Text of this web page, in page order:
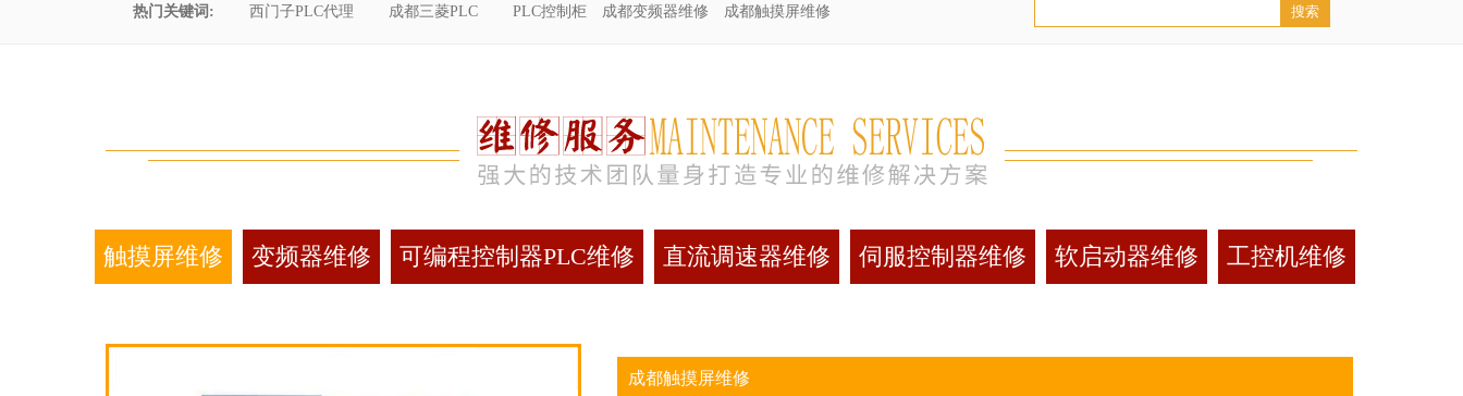
热门关键词: 西门子PLC代理 成都三菱PLC PLC控制柜 成都变频器维修 成都触摸屏维修
触摸屏维修 变频器维修 可编程控制器PLC维修 直流调速器维修 伺服控制器维修 软启动器维修 工控机维修
成都触摸屏维修